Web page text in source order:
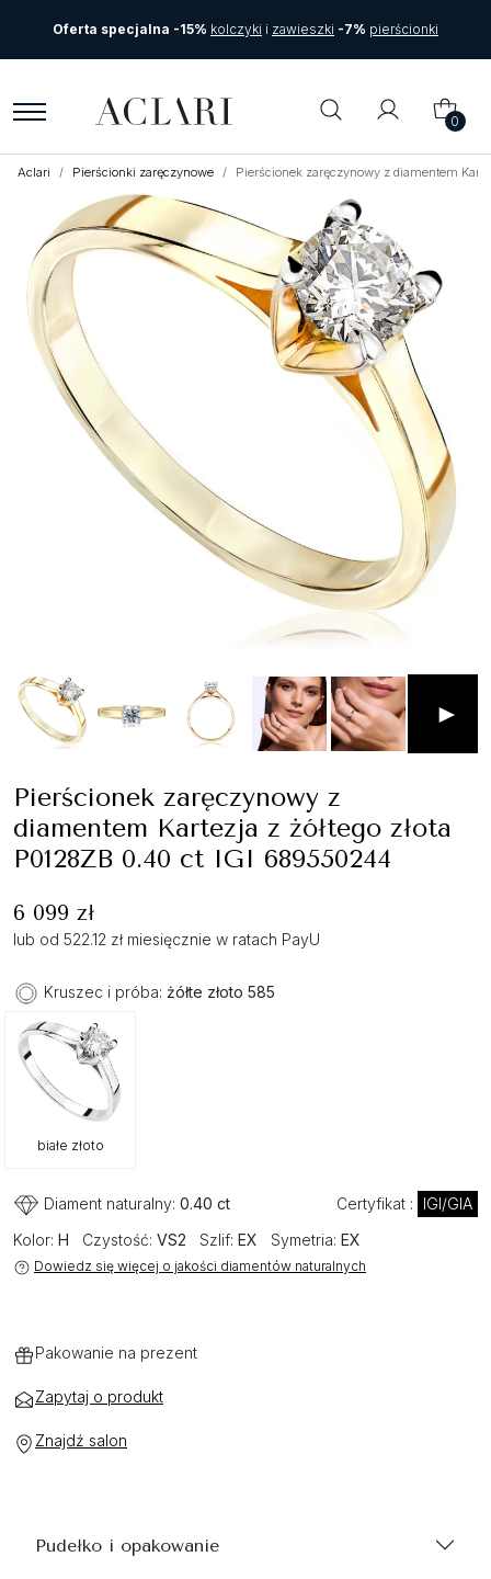
Oferta specjalna -15% kolczyki i zawieszki -7% pierścionki
0
Aclari Pierścionki zaręczynowe Pierścionek zaręczynowy z diamentem
►
Pierścionek zaręczynowy z
diamentem Kartezja z żółtego złota
P0128ZB 0.40 ct IGI 689550244
6 099 zł
lub od 522.12 zł miesięcznie w ratach PayU
Kruszec i próba: żółte złoto 585
białe złoto
Diament naturalny: 0.40 ct Certyfikat :
IGI/GIA
Kolor: H Czystość: VS2 Szlif: EX Symetria: EX
Dowiedz się więcej o jakości diamentów naturalnych
Pakowanie na prezent
Zapytaj o produkt
Znajdź salon
Pudełko i opakowanie